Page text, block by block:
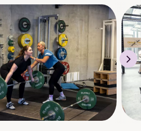
er ei kraft som vert skapt ved at vi
same retning. På Sunnfjord er vi
Vi heiar på kvarandre både på
treningssenter med
frå VM, gymsal, spinningsal og
er mangeårig utøvar, eldsjel
Stian Grimseth.